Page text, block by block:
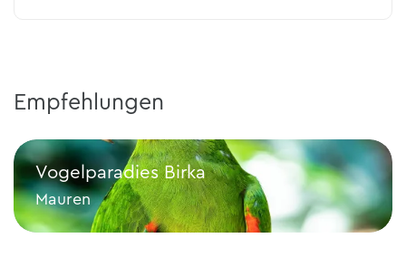
Empfehlungen
Vogelparadies Birka
Mauren
Vogelparadies Birka